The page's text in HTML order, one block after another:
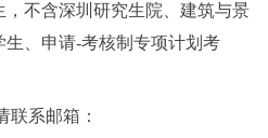
不含深圳研究生院、建筑与景
生、申请-考核制专项计划考
联系邮箱：